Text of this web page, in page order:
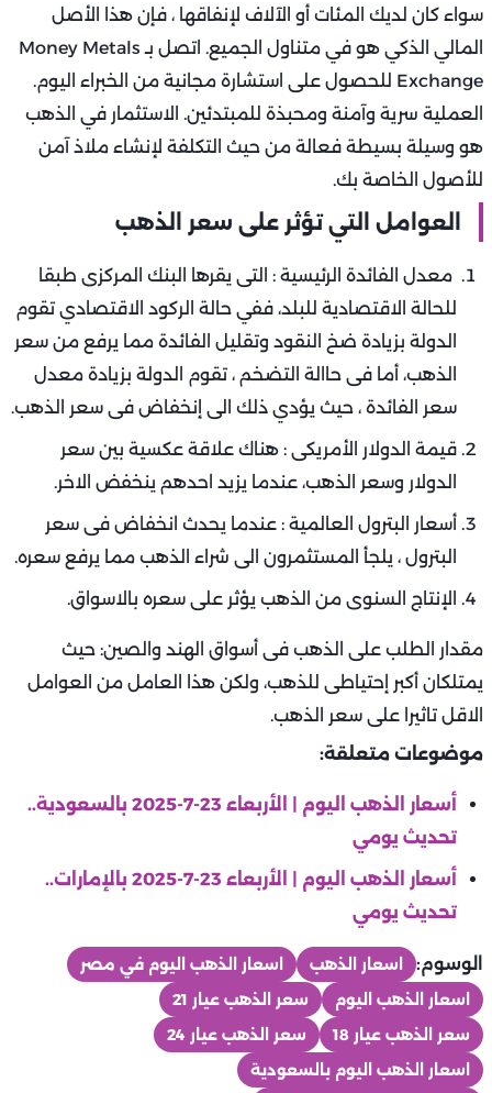
سواء كان لديك المئات أو الآلاف لإنفاقها ، فإن هذا الأصل
المالي الذكي هو في متناول الجميع. اتصل بـ Money Metals
Exchange للحصول على استشارة مجانية من الخبراء اليوم.
العملية سرية وآمنة ومحبذة للمبتدئين. الاستثمار في الذهب
هو وسيلة بسيطة فعالة من حيث التكلفة لإنشاء ملاذ آمن
للأصول الخاصة بك.
العوامل التي تؤثر على سعر الذهب
معدل الفائدة الرئيسية : التى يقرها البنك المركزى طبقا
للحالة الاقتصادية للبلد، ففي حالة الركود الاقتصادي تقوم
الدولة بزيادة ضخ النقود وتقليل الفائدة مما يرفع من سعر
الذهب، أما فى حاالة التضخم ، تقوم الدولة بزيادة معدل
سعر الفائدة ، حيث يؤدي ذلك الى إنخفاض فى سعر الذهب.
قيمة الدولار الأمريكى : هناك علاقة عكسية بين سعر
الدولار وسعر الذهب، عندما يزيد احدهم ينخفض الاخر.
أسعار البترول العالمية : عندما يحدث انخفاض فى سعر
البترول ، يلجأ المستثمرون الى شراء الذهب مما يرفع سعره.
الإنتاج السنوى من الذهب يؤثر على سعره بالاسواق.
مقدار الطلب على الذهب فى أسواق الهند والصين: حيث
يمتلكان أكبر إحتياطى للذهب، ولكن هذا العامل من العوامل
الاقل تاثيرا على سعر الذهب.
موضوعات متعلقة:
أسعار الذهب اليوم | الأربعاء 23-7-2025 بالسعودية..
تحديث يومي
أسعار الذهب اليوم | الأربعاء 23-7-2025 بالإمارات..
تحديث يومي
الوسوم: اسعار الذهب
اسعار الذهب اليوم في مصر
اسعار الذهب اليوم
سعر الذهب عيار 21
سعر الذهب عيار 18
سعر الذهب عيار 24
اسعار الذهب اليوم بالسعودية